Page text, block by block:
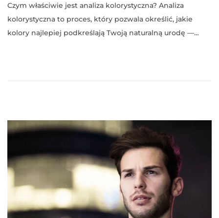
s
t
e
m
a
j
6
Czym właściwie jest analiza kolorystyczna? Analiza
kolorystyczna to proces, który pozwala określić, jakie
kolory najlepiej podkreślają Twoją naturalną urodę —…